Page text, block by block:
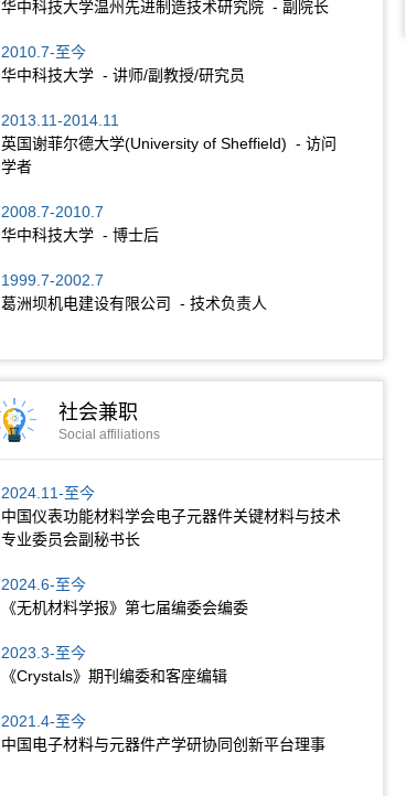
华中科技大学温州先进制造技术研究院 - 副院长
2010.7-至今
华中科技大学 - 讲师/副教授/研究员
2013.11-2014.11
英国谢菲尔德大学(University of Sheffield) - 访问
学者
2008.7-2010.7
华中科技大学 - 博士后
1999.7-2002.7
葛洲坝机电建设有限公司 - 技术负责人
社会兼职
Social affiliations
2024.11-至今
中国仪表功能材料学会电子元器件关键材料与技术
专业委员会副秘书长
2024.6-至今
《无机材料学报》第七届编委会编委
2023.3-至今
《Crystals》期刊编委和客座编辑
2021.4-至今
中国电子材料与元器件产学研协同创新平台理事